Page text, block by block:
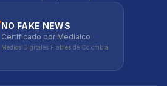
NO FAKE NEWS
Certificado por Medialco
Medios Digitales Fiables de Colombia